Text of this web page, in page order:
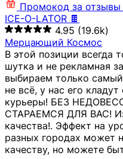
Промокод за отзывы
ICE-O-LATOR 🍫
4.95 (19.6k)
Мерцающий Космос
В этой позиции всегда
шутка и не рекламная
выбираем только
не всё, у нас его
курьеры! БЕЗ
СТАРАЕМСЯ ДЛЯ ВАС!
качества!. Эффект на
разных городах может
качеству, но можете